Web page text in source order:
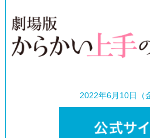
2022年6月10日（